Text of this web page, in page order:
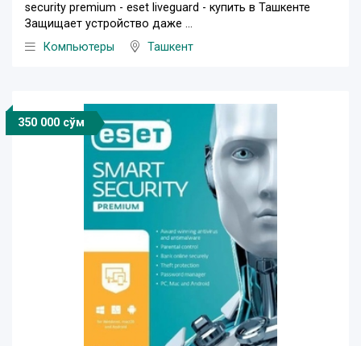
security premium - eset liveguard - купить в Ташкенте
Защищает устройство даже ...
Компьютеры
Ташкент
350 000 сўм